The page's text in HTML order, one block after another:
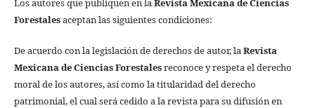
Los autores que publiquen en laRevista Mexicana de Ciencias
Forestalesaceptan las siguientes condiciones:
De acuerdo con la legislación de derechos de autor, laRevista
Mexicana de Ciencias Forestalesreconoce y respeta el derecho
moral de los autores, así como la titularidad del derecho
patrimonial, el cual será cedido a la revista para su difusión en